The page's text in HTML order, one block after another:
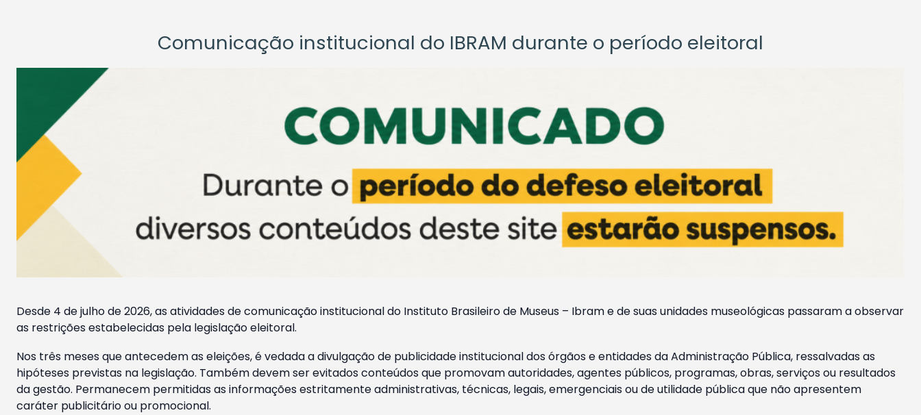
Comunicação institucional do IBRAM durante o período eleitoral
Desde 4 de julho de 2026, as atividades de comunicação institucional do Instituto Brasileiro de Museus – Ibram e de suas unidades museológicas passaram a observar
as restrições estabelecidas pela legislação eleitoral.
Nos três meses que antecedem as eleições, é vedada a divulgação de publicidade institucional dos órgãos e entidades da Administração Pública, ressalvadas as
hipóteses previstas na legislação. Também devem ser evitados conteúdos que promovam autoridades, agentes públicos, programas, obras, serviços ou resultados
da gestão. Permanecem permitidas as informações estritamente administrativas, técnicas, legais, emergenciais ou de utilidade pública que não apresentem
caráter publicitário ou promocional.